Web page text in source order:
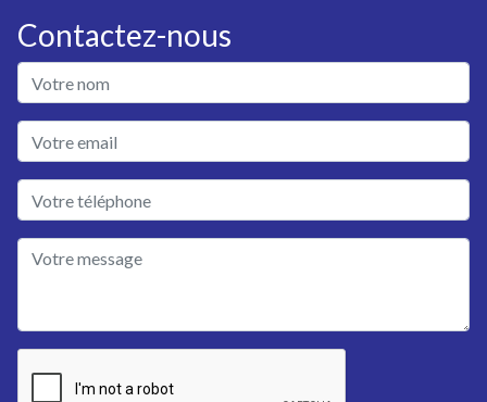
Contactez-nous